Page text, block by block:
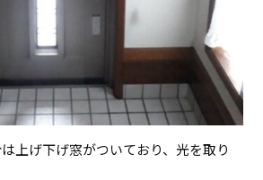
上げ下げ窓がついており、光を取り